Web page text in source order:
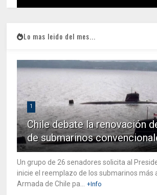
Lo mas leido del mes...
1
Chile debate la renovación
de submarinos
Un grupo de 26 senadores solicita al
inicie el reemplazo de los submarinos más
Armada de Chile pa...
+Info